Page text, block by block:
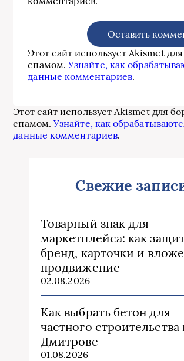
Этот сайт использует Akismet
спамом.Узнайте, как
данные комментариев.
Этот сайт использует Akismet для
спамом.Узнайте, как
данные комментариев.
Свежие
Товарный знак для
маркетплейса: как
бренд, карточки и
продвижение
02.08.2026
Как выбрать бетон для
частного строительства
Дмитрове
01.08.2026